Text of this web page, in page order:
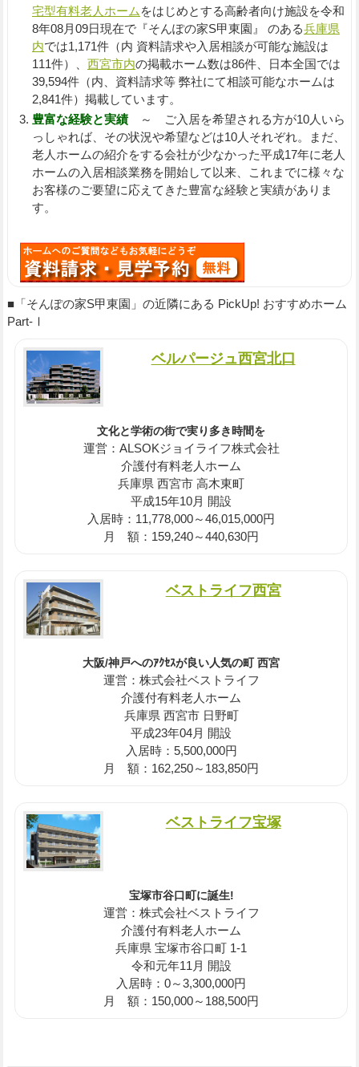
宅型有料老人ホーム をはじめとする高齢者向け施設を令和
8年08月09日現在で『そんぽの家S甲東園』 のある兵庫県
内では1,171件（内 資料請求や入居相談が可能な施設は
111件）、 西宮市内の掲載ホーム数は86件、日本全国では
39,594件（内、資料請求等 弊社にて相談可能なホームは
2,841件）掲載しています。
豊富な経験と実績～ ご入居を希望される方が10人いら
っしゃれば、その状況や希望などは10人それぞれ。まだ、
老人ホームの紹介をする会社が少なかった平成17年に老人
ホームの入居相談業務を開始して以来、これまでに様々な
お客様のご要望に応えてきた豊富な経験と実績がありま
す。
■「そんぽの家S甲東園」の近隣にある PickUp! おすすめホーム
Part-Ⅰ
ベルパージュ西宮北口
文化と学術の街で実り多き時間を
運営：ALSOKジョイライフ株式会社
介護付有料老人ホーム
兵庫県 西宮市 高木東町
平成15年10月 開設
入居時：11,778,000～46,015,000円
月 額：159,240～440,630円
ベストライフ西宮
大阪/神戸へのｱｸｾｽが良い人気の町 西宮
運営：株式会社ベストライフ
介護付有料老人ホーム
兵庫県 西宮市 日野町
平成23年04月 開設
入居時：5,500,000円
月 額：162,250～183,850円
ベストライフ宝塚
宝塚市谷口町に誕生!
運営：株式会社ベストライフ
介護付有料老人ホーム
兵庫県 宝塚市谷口町 1-1
令和元年11月 開設
入居時：0～3,300,000円
月 額：150,000～188,500円